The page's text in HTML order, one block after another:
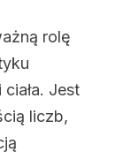
rolę
Jest
liczb,